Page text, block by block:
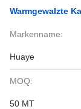
Warmgewalzte
Markenname:
Huaye
MOQ:
50 MT